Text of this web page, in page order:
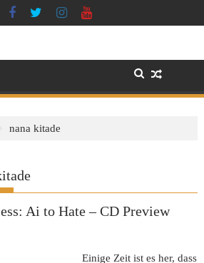
nana kitade
Ai to Hate – CD Preview
Einige Zeit ist es her, dass